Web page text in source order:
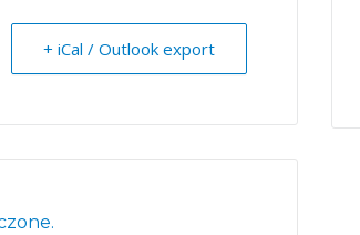
+ iCal / Outlook export